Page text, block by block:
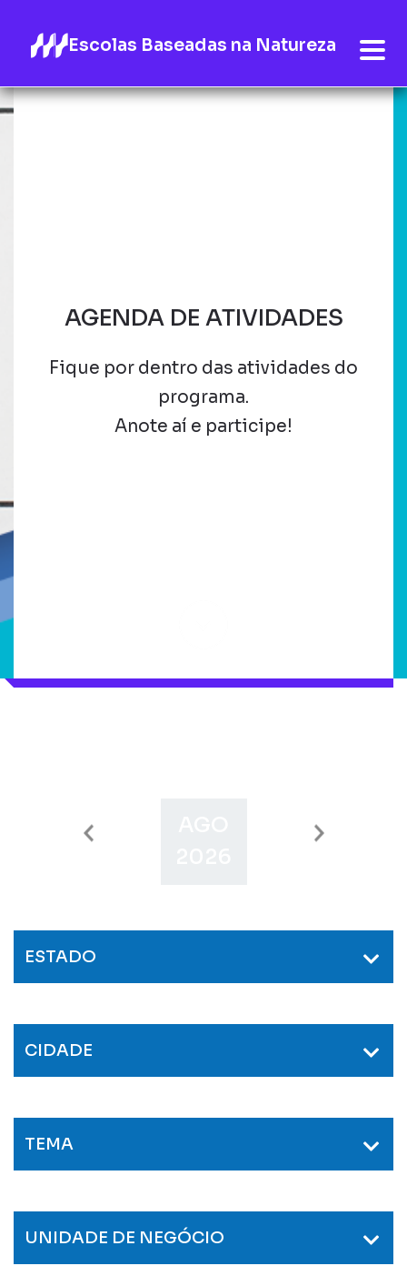
Escolas Baseadas na Natureza
AGENDA DE ATIVIDADES
Fique por dentro das atividades do
programa.
Anote aí e participe!
SET
ESTADO
CIDADE
TEMA
UNIDADE DE NEGÓCIO